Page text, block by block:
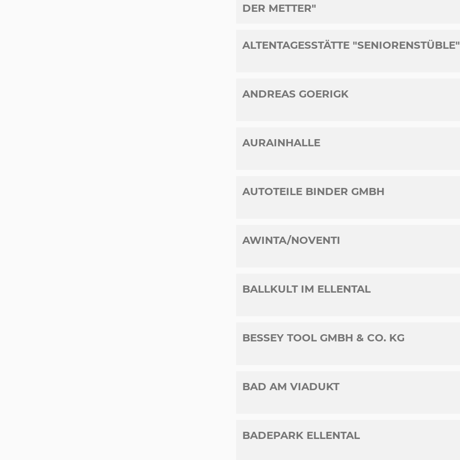
DER METTER"
ALTENTAGESSTÄTTE "SENIORENSTÜBLE"
ANDREAS GOERIGK
AURAINHALLE
AUTOTEILE BINDER GMBH
AWINTA/NOVENTI
BALLKULT IM ELLENTAL
BESSEY TOOL GMBH & CO. KG
BAD AM VIADUKT
BADEPARK ELLENTAL